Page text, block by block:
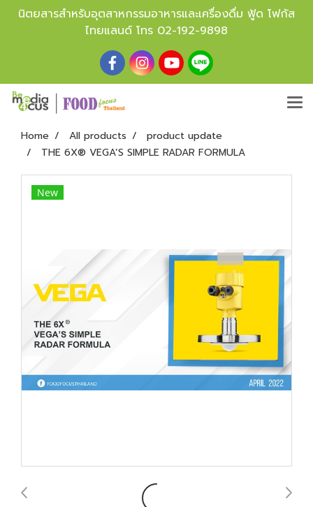
นิตยสารสำหรับอุตสาหกรรมอาหารและเครื่องดื่ม ฟู้ด โฟกัส
ไทยแลนด์ โทร 02-192-9898
Home All products
product update
THE 6X® VEGA’S SIMPLE RADAR FORMULA
New